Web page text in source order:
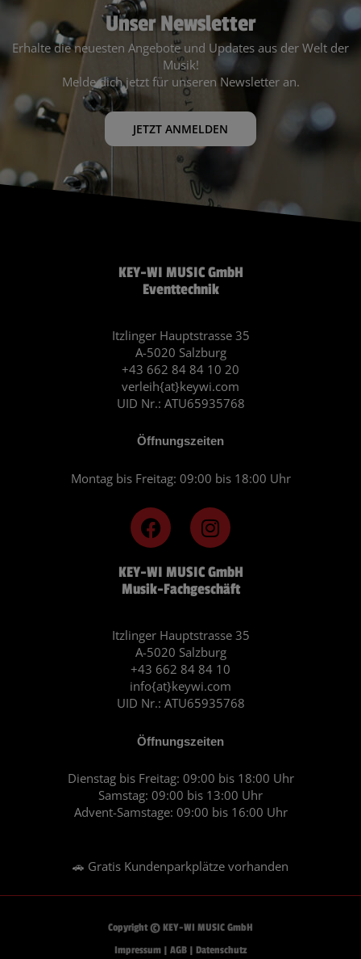
Unser Newsletter
Erhalte die neuesten Angebote und Updates aus der Welt der
Musik!
Melde dich jetzt für unseren Newsletter an.
JETZT ANMELDEN
KEY-WI MUSIC GmbH
Musik-Fachgeschäft
Itzlinger Hauptstrasse 35
A-5020 Salzburg
+43 662 84 84 10
info{at}keywi.com
UID Nr.: ATU65935768
Öffnungszeiten
Dienstag bis Freitag: 09:00 bis 18:00 Uhr
Samstag: 09:00 bis 13:00 Uhr
Advent-Samstage: 09:00 bis 16:00 Uhr
🚗 Gratis Kundenparkplätze vorhanden
F
a
c
e
b
o
k
I
n
s
t
a
r
a
m
KEY-WI MUSIC GmbH
Eventtechnik
Itzlinger Hauptstrasse 35
A-5020 Salzburg
+43 662 84 84 10 20
verleih{at}keywi.com
UID Nr.: ATU65935768
Öffnungszeiten
Montag bis Freitag: 09:00 bis 18:00 Uhr
Copyright © KEY-WI MUSIC GmbH
Impressum| AGB| Datenschutz